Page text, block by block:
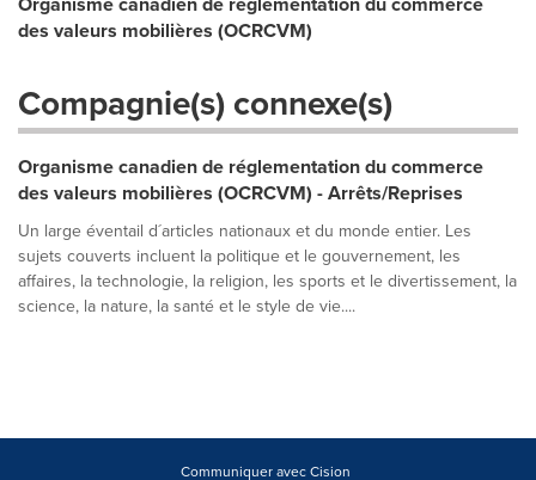
des valeurs mobilières (OCRCVM)
Compagnie(s) connexe(s)
Organisme canadien de réglementation du commerce
des valeurs mobilières (OCRCVM) - Arrêts/Reprises
Un large éventail d´articles nationaux et du monde entier. Les
sujets couverts incluent la politique et le gouvernement, les
affaires, la technologie, la religion, les sports et le divertissement, la
science, la nature, la santé et le style de vie....
Communiquer avec Cision